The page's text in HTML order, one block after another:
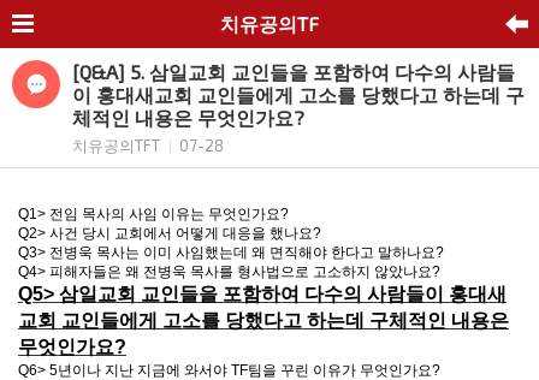
치유공의TF
[Q&A] 5. 삼일교회 교인들을 포함하여 다수의 사람들
이 홍대새교회 교인들에게 고소를 당했다고 하는데 구
체적인 내용은 무엇인가요?
치유공의TFT 07-28
Q1> 전임 목사의 사임 이유는 무엇인가요?
Q2> 사건 당시 교회에서 어떻게 대응을 했나요?
Q3> 전병욱 목사는 이미 사임했는데 왜 면직해야 한다고 말하나요?
Q4> 피해자들은 왜 전병욱 목사를 형사법으로 고소하지 않았나요?
Q5> 삼일교회 교인들을 포함하여 다수의 사람들이 홍대새
교회 교인들에게 고소를 당했다고 하는데 구체적인 내용은
무엇인가요?
Q6> 5년이나 지난 지금에 와서야 TF팀을 꾸린 이유가 무엇인가요?